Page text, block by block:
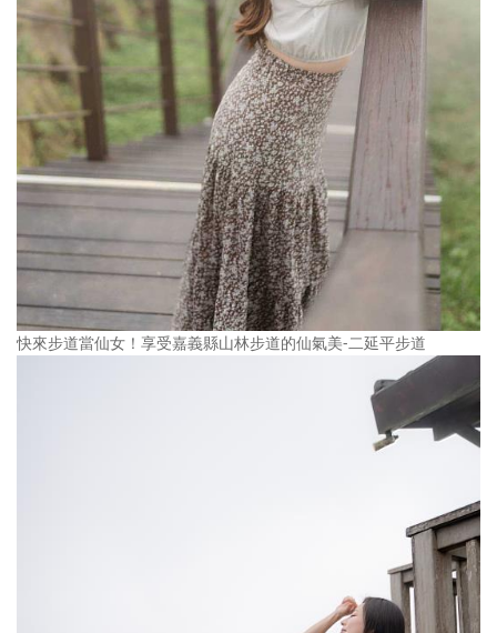
快來步道當仙女！享受嘉義縣山林步道的仙氣美-二延平步道